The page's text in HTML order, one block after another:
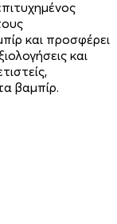
και προσφέρει
και
βαμπίρ.